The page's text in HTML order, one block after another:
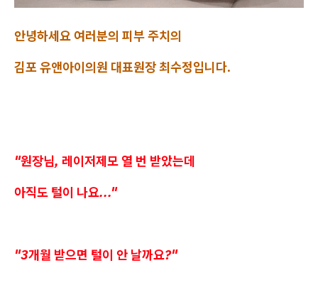
안녕하세요 여러분의 피부 주치의
김포 유앤아이의원 대표원장 최수정입니다.
"원장님, 레이저제모 열 번 받았는데
아직도 털이 나요..."
"3개월 받으면 털이 안 날까요?"